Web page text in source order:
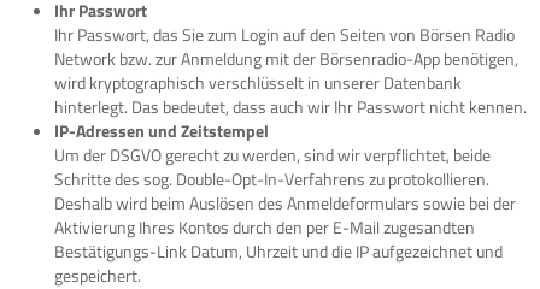
Ihr Passwort
Ihr Passwort, das Sie zum Login auf den Seiten von Börsen Radio
Network bzw. zur Anmeldung mit der Börsenradio-App benötigen,
wird kryptographisch verschlüsselt in unserer Datenbank
hinterlegt. Das bedeutet, dass auch wir Ihr Passwort nicht kennen.
IP-Adressen und Zeitstempel
Um der DSGVO gerecht zu werden, sind wir verpflichtet, beide
Schritte des sog. Double-Opt-In-Verfahrens zu protokollieren.
Deshalb wird beim Auslösen des Anmeldeformulars sowie bei der
Aktivierung Ihres Kontos durch den per E-Mail zugesandten
Bestätigungs-Link Datum, Uhrzeit und die IP aufgezeichnet und
gespeichert.